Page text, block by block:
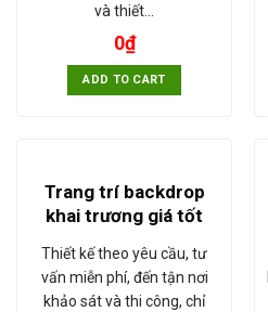
và thiết…
0₫
ADD TO CART
Trang trí backdrop
khai trương giá tốt
Thiết kế theo yêu cầu, tư
vấn miễn phí, đến tận nơi
khảo sát và thi công, chỉ